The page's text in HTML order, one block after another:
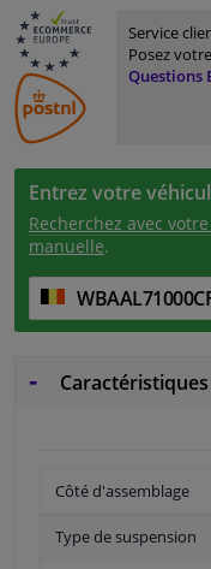
Service
Posez
Questions
Entrez votre
Recherchez avec
manuelle.
Caractéristiques
Côté d'assemblage
Type de suspension